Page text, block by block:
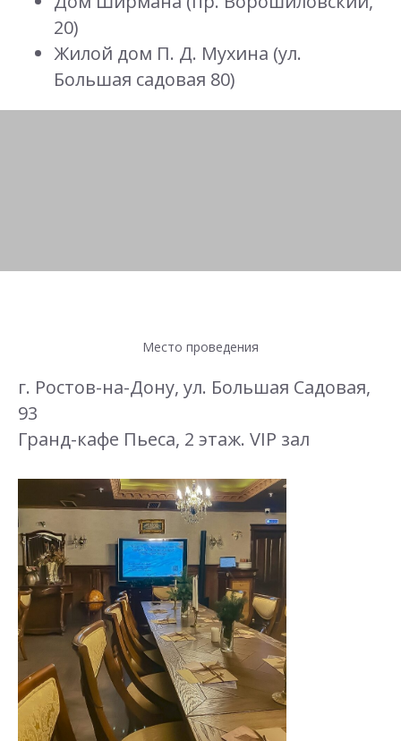
20)
Жилой дом П. Д. Мухина (ул.
Большая садовая 80)
Место проведения
г. Ростов-на-Дону, ул. Большая Садовая,
93
Гранд-кафе Пьеса, 2 этаж. VIP зал